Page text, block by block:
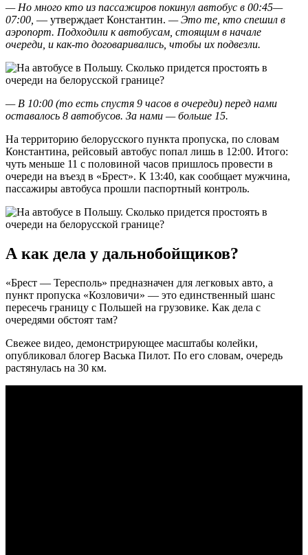
— Но много кто из пассажиров покинул автобус в 00:45—
07:00, — утверждает Константин. — Это те, кто спешил в
аэропорт. Подходили к автобусам, стоящим в начале
очереди, и как-то договаривались, чтобы их подвезли.
— В 10:00 (то есть спустя 9 часов в очереди) перед нами
оставалось 8 автобусов. За нами — больше 15.
На территорию белорусского пункта пропуска, по словам
Константина, рейсовый автобус попал лишь в 12:00. Итого:
чуть меньше 11 с половиной часов пришлось провести в
очереди на въезд в «Брест». К 13:40, как сообщает мужчина,
пассажиры автобуса прошли паспортный контроль.
А как дела у дальнобойщиков?
«Брест — Тересполь» предназначен для легковых авто, а
пункт пропуска «Козловичи» — это единственный шанс
пересечь границу с Польшей на грузовике. Как дела с
очередями обстоят там?
Свежее видео, демонстрирующее масштабы колейки,
опубликовал блогер Васька Пилот. По его словам, очередь
растянулась на 30 км.